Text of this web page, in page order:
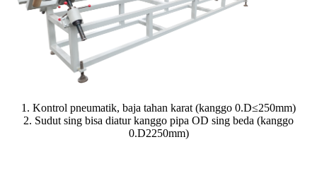
1. Kontrol pneumatik, baja tahan karat (kanggo 0.D≤250mm)
2. Sudut sing bisa diatur kanggo pipa OD sing beda (kanggo
0.D2250mm)